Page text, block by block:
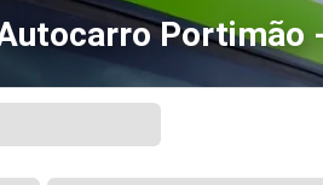
Portimão